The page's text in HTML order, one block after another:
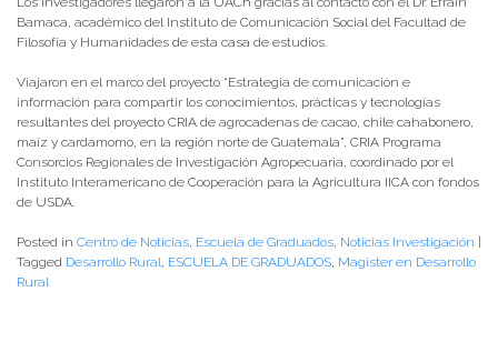
Bamaca, académico del Instituto de Comunicación Social del Facultad de
Filosofía y Humanidades de esta casa de estudios.
Viajaron en el marco del proyecto “Estrategia de comunicación e
información para compartir los conocimientos, prácticas y tecnologías
resultantes del proyecto CRIA de agrocadenas de cacao, chile cahabonero,
maíz y cardamomo, en la región norte de Guatemala”, CRIA Programa
Consorcios Regionales de Investigación Agropecuaria, coordinado por el
Instituto Interamericano de Cooperación para la Agricultura IICA con fondos
de USDA.
Posted in Centro de Noticias, Escuela de Graduados, Noticias Investigación
Tagged Desarrollo Rural, ESCUELA DE GRADUADOS, Magister en Desarrollo
Rural